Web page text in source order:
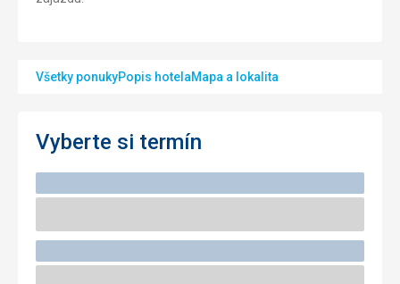
Všetky ponukyPopis hotelaMapa a lokalita
Vyberte si termín